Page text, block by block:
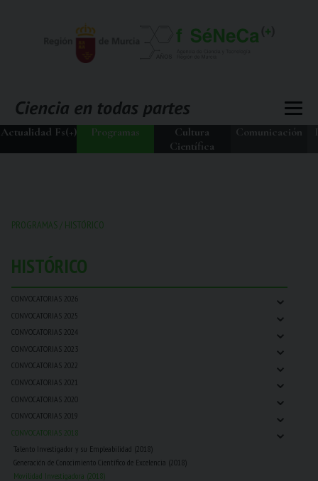
Actualidad Fs(+) Programas
Cultura
Científica
Comunicación
PROGRAMAS / HISTÓRICO
HISTÓRICO
CONVOCATORIAS 2026 ⌄
CONVOCATORIAS 2025 ⌄
CONVOCATORIAS 2024 ⌄
CONVOCATORIAS 2023 ⌄
CONVOCATORIAS 2022 ⌄
CONVOCATORIAS 2021 ⌄
CONVOCATORIAS 2020 ⌄
CONVOCATORIAS 2019 ⌄
CONVOCATORIAS 2018 ⌄
Talento Investigador y su Empleabilidad (2018)
Generación de Conocimiento Científico de Excelencia (2018)
Movilidad Investigadora (2018)